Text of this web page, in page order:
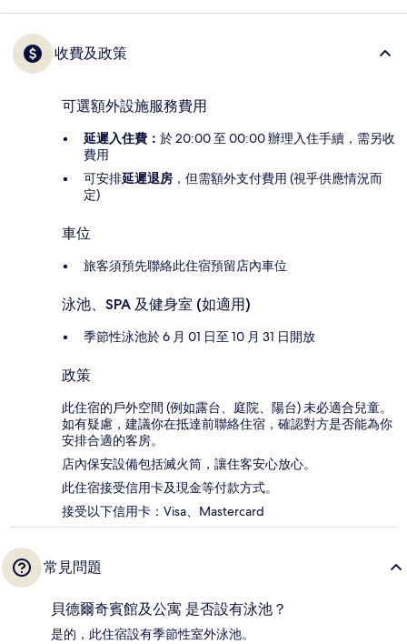
收費及政策
可選額外設施服務費用
延遲入住費： 於 20:00 至 00:00 辦理入住手續，需另收
費用
可安排延遲退房 ，但需額外支付費用 (視乎供應情況而
定)
車位
旅客須預先聯絡此住宿預留店內車位
泳池、SPA 及健身室 (如適用)
季節性泳池於 6 月 01 日至 10 月 31 日開放
政策
此住宿的戶外空間 (例如露台、庭院、陽台) 未必適合兒童。
如有疑慮，建議你在抵達前聯絡住宿，確認對方是否能為你
安排合適的客房。
店內保安設備包括滅火筒，讓住客安心放心。
此住宿接受信用卡及現金等付款方式。
接受以下信用卡：Visa、Mastercard
常見問題
貝德爾奇賓館及公寓 是否設有泳池？
是的，此住宿設有季節性室外泳池。